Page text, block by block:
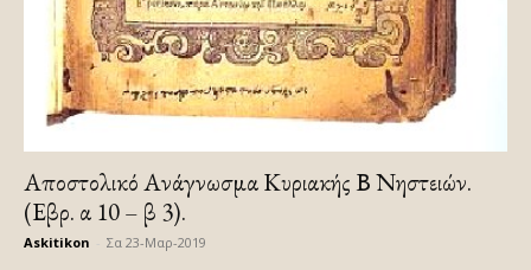
Αποστολικό Ανάγνωσμα Κυριακής Β Νηστειών.
(Εβρ. α 10 – β 3).
Askitikon Σα 23-Μαρ-2019